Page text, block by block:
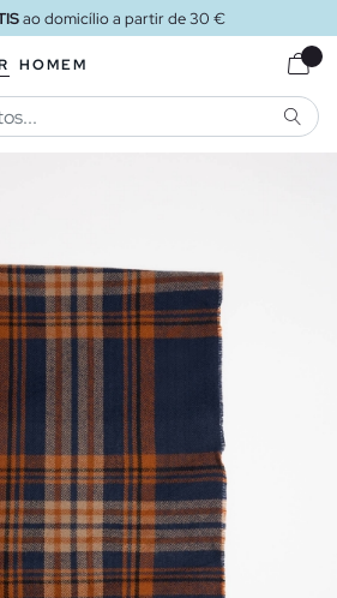
ao domicílio a partir de 30 €
HOMEM